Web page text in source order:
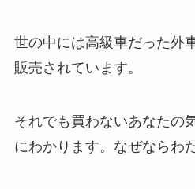
世の中には高級車だった外
販売されています。
それでも買わないあなたの
にわかります。なぜならわ